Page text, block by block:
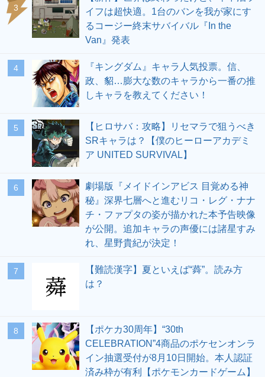
3
イフは超快適。1台のバンを我が家にす
るコージー終末サバイバル『In the
Van』発表
4
『キングダム』キャラ人気投票。信、
政、貂…膨大な数のキャラから一番の推
しキャラを教えてください！
5
【ヒロサバ：攻略】リセマラで狙うべき
SRキャラは？【僕のヒーローアカデミ
ア UNITED SURVIVAL】
6
劇場版『メイドインアビス 目覚める神
秘』深界七層へと進むリコ・レグ・ナナ
チ・ファプタの姿が描かれた本予告映像
が公開。追加キャラの声優には諸星すみ
れ、星野貴紀が決定！
7
【難読漢字】夏といえば“蕣”。読み方
は？
8
【ポケカ30周年】“30th
CELEBRATION”4商品のポケセンオンラ
イン抽選受付が8月10日開始。本人認証
済み枠が有利【ポケモンカードゲーム】